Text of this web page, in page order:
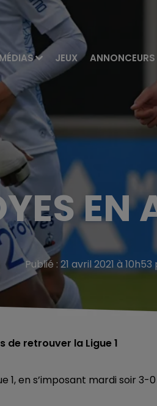
MÉDIAS JEUX ANNONCEURS
EN
Publié : 21 avril 2021 à
retrouver la Ligue 1
1, en s’imposant mardi soir